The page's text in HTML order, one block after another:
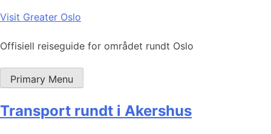
Skip
content
Visit Greater Oslo
Offisiell reiseguide for området rundt Oslo
Primary Menu
Transport rundt i Akershus